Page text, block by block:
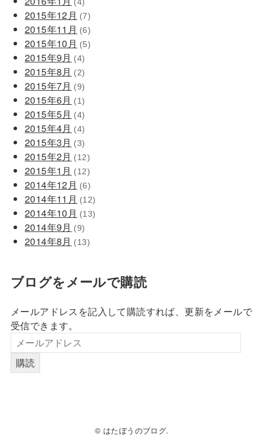
2015年12月 (7)
2015年11月 (6)
2015年10月 (5)
2015年9月 (4)
2015年8月 (2)
2015年7月 (9)
2015年6月 (1)
2015年5月 (4)
2015年4月 (4)
2015年3月 (3)
2015年2月 (12)
2015年1月 (12)
2014年12月 (6)
2014年11月 (12)
2014年10月 (13)
2014年9月 (9)
2014年8月 (13)
ブログをメールで購読
メールアドレスを記入して購読すれば、更新をメールで
受信できます。
購読
© はたぼうのブログ.